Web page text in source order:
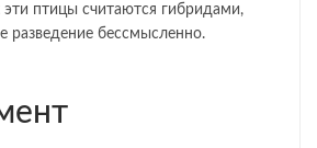
эти птицы считаются гибридами,
разведение бессмысленно.